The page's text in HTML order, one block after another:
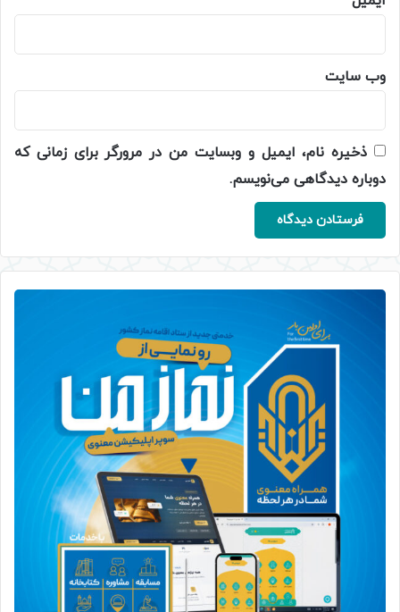
وب‌ سایت
ذخیره نام، ایمیل و وبسایت من در مرورگر برای زمانی که
دوباره دیدگاهی می‌نویسم.